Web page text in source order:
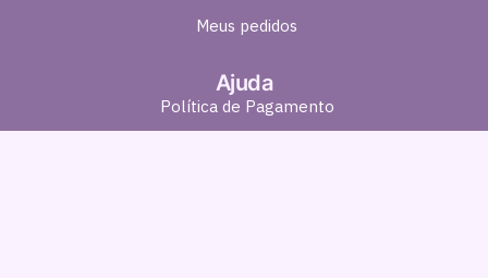
Meus pedidos
Ajuda
Política de Pagamento